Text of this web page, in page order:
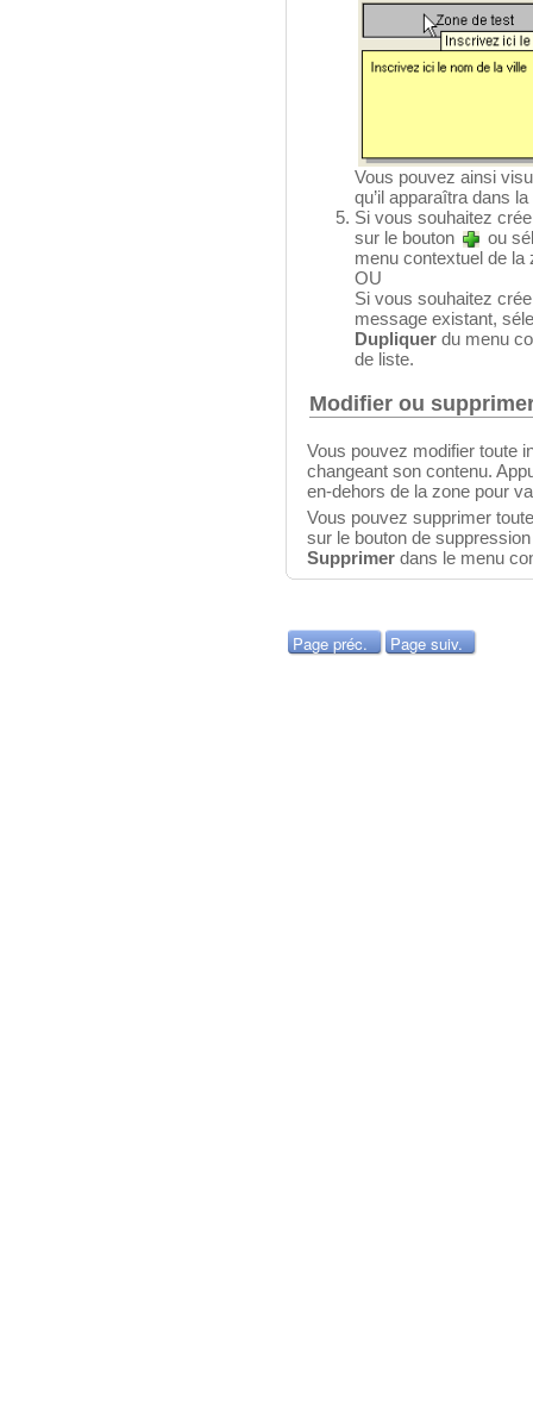
Vous pouvez ainsi
qu’il apparaîtra dans
Si vous souhaitez
sur le bouton
ou
menu contextuel de la
OU
Si vous souhaitez
message existant,
Dupliquer du menu
de liste.
Modifier ou
Vous pouvez modifier toute
changeant son contenu.
en-dehors de la zone pour
Vous pouvez supprimer
sur le bouton de
Supprimer dans le menu
Page préc. Page suiv.